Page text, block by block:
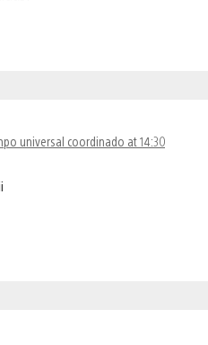
universal coordinado at 14:30